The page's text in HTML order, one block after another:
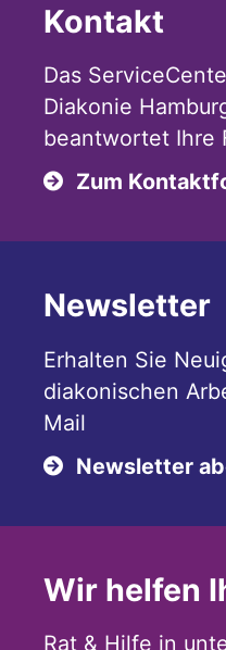
Kontakt
Das
Diakonie
beantwortet Ihre
Zum
Newsletter
Erhalten Sie
diakonischen
Mail
Newsletter
Wir helfen
Rat & Hilfe in